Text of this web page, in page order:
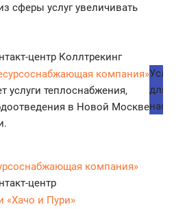
сферы услуг увеличивать
центр Коллтрекинг
Услуги
для
услуги теплоснабжения,
в Новой Москве и
компания»
центр